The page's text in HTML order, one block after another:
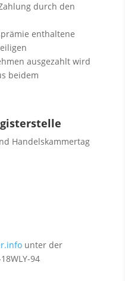
durch den
enthaltene
ausgezahlt wird
beidem
Handelskammertag
unter der
94